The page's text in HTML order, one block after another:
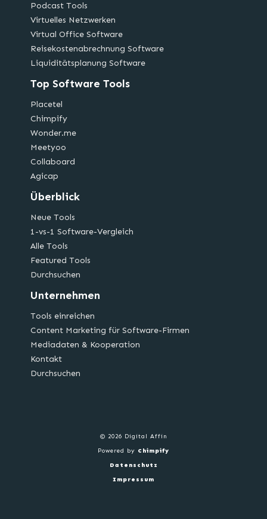
Podcast Tools
Virtuelles Netzwerken
Virtual Office Software
Reisekostenabrechnung Software
Liquiditätsplanung Software
Top Software Tools
Placetel
Chimpify
Wonder.me
Meetyoo
Collaboard
Agicap
Überblick
Neue Tools
1-vs-1 Software-Vergleich
Alle Tools
Featured Tools
Durchsuchen
Unternehmen
Tools einreichen
Content Marketing für Software-Firmen
Mediadaten & Kooperation
Kontakt
Durchsuchen
© 2026 Digital Affin
Powered by Chimpify
Datenschutz
Impressum